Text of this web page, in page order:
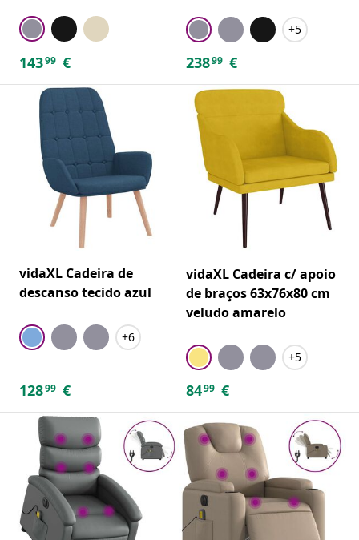
14399 €
+5
23899 €
vidaXL Cadeira de
descanso tecido azul
+6
12899 €
vidaXL Cadeira c/ apoio
de braços 63x76x80 cm
veludo amarelo
+5
8499 €